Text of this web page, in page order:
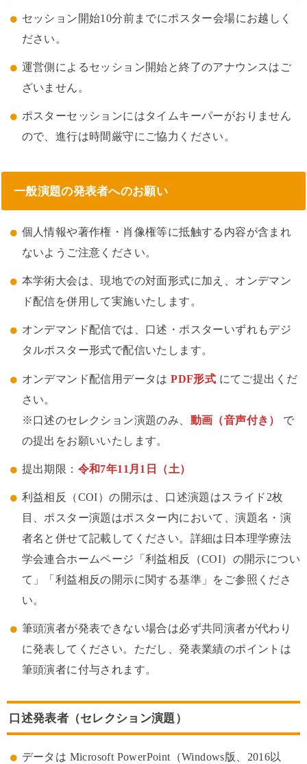
セッション開始10分前までにポスター会場にお越しく
ださい。
運営側によるセッション開始と終了のアナウンスはご
ざいません。
ポスターセッションにはタイムキーパーがおりません
ので、進行は時間厳守にご協力ください。
一般演題の発表者へのお願い
個人情報や著作権・肖像権等に抵触する内容が含まれ
ないようご注意ください。
本学術大会は、現地での対面形式に加え、オンデマン
ド配信を併用して実施いたします。
オンデマンド配信では、口述・ポスターいずれもデジ
タルポスター形式で配信いたします。
オンデマンド配信用データはPDF形式 にてご提出くだ
さい。
※口述のセレクション演題のみ、 動画（音声付き）
で
の提出をお願いいたします。
提出期限： 令和7年11月1日（土）
利益相反（COI）の開示は、口述演題はスライド2枚
目、ポスター演題はポスター内において、演題名・演
者名と併せて記載してください。詳細は日本理学療法
学会連合ホームページ「利益相反（COI）の開示につい
て」「利益相反の開示に関する基準」をご参照くださ
い。
筆頭演者が発表できない場合は必ず共同演者が代わり
に発表してください。ただし、発表業績のポイントは
筆頭演者に付与されます。
口述発表者（セレクション演題）
データは Microsoft PowerPoint（Windows版、2016以